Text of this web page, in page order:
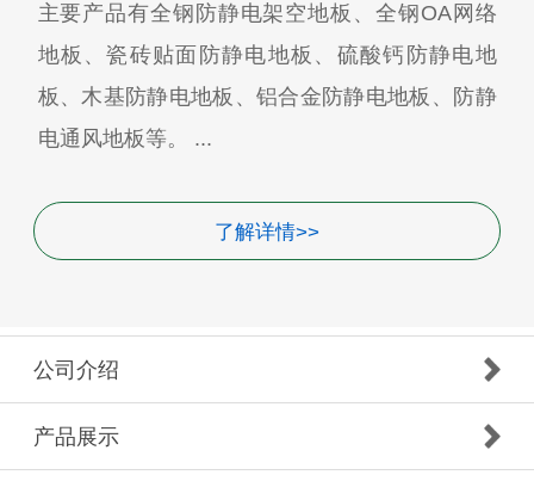
主要产品有全钢防静电架空地板、全钢OA网络
地板、瓷砖贴面防静电地板、硫酸钙防静电地
板、木基防静电地板、铝合金防静电地板、防静
电通风地板等。 ...
了解详情>>
公司介绍
产品展示